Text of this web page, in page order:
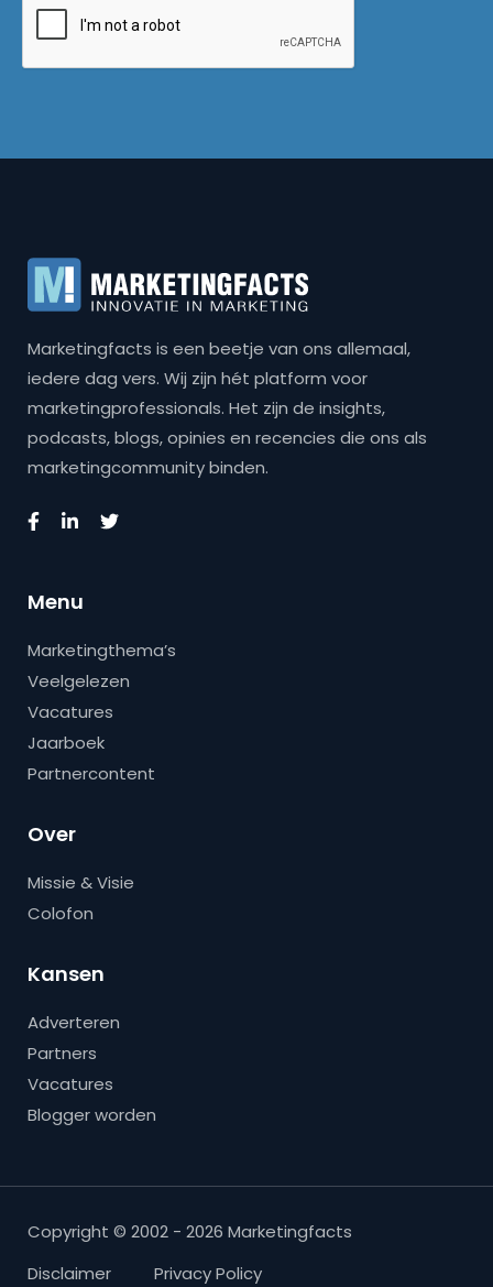
Marketingfacts is een beetje van ons allemaal,
iedere dag vers. Wij zijn hét platform voor
marketingprofessionals. Het zijn de insights,
podcasts, blogs, opinies en recencies die ons als
marketingcommunity binden.
Menu
Marketingthema’s
Veelgelezen
Vacatures
Jaarboek
Partnercontent
Over
Missie & Visie
Colofon
Kansen
Adverteren
Partners
Vacatures
Blogger worden
Copyright © 2002 - 2026 Marketingfacts
Disclaimer
Privacy Policy